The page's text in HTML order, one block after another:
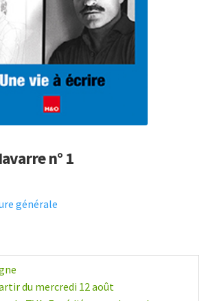
n° 1
générale
du mercredi 12 août